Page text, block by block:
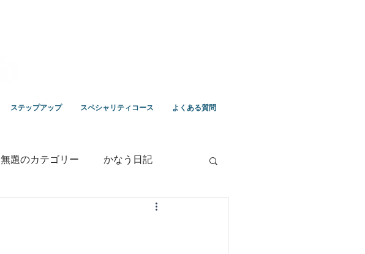
ステップアップ スペシャリティコース よくある質問
無題のカテゴリー かなう日記
竹野ツアー